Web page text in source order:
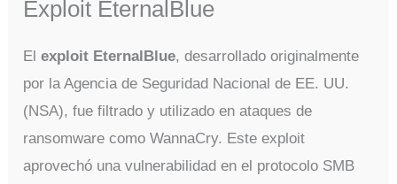
Exploit EternalBlue
Elexploit EternalBlue, desarrollado originalmente
por la Agencia de Seguridad Nacional de EE. UU.
(NSA), fue filtrado y utilizado en ataques de
ransomware como WannaCry. Este exploit
aprovechó una vulnerabilidad en el protocolo SMB